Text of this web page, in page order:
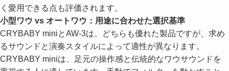
く愛用できる点も評価されます。
小型ワウ vs オートワウ：用途に合わせた選択基準
CRYBABY miniとAW-3は、どちらも優れた製品ですが、求め
るサウンドと演奏スタイルによって適性が異なります。
CRYBABY miniは、足元の操作感と伝統的なワウサウンドを